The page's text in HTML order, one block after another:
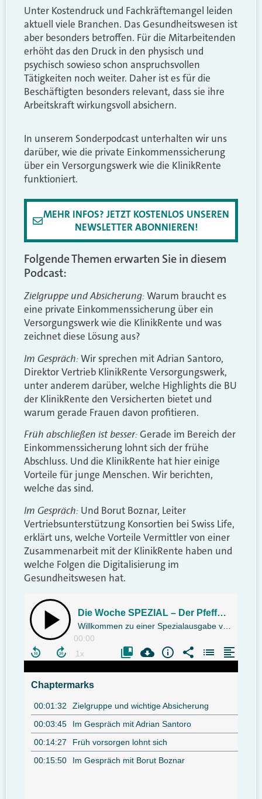
Unter Kostendruck und Fachkräftemangel leiden
aktuell viele Branchen. Das Gesundheitswesen ist
aber besonders betroffen. Für die Mitarbeitenden
erhöht das den Druck in den physisch und
psychisch sowieso schon anspruchsvollen
Tätigkeiten noch weiter. Daher ist es für die
Beschäftigten besonders relevant, dass sie ihre
Arbeitskraft wirkungsvoll absichern.
In unserem Sonderpodcast unterhalten wir uns
darüber, wie die private Einkommenssicherung
über ein Versorgungswerk wie die KlinikRente
funktioniert.
MEHR INFOS? JETZT KOSTENLOS UNSEREN
NEWSLETTER ABONNIEREN!
Folgende Themen erwarten Sie in diesem
Podcast:
Zielgruppe und Absicherung:Warum braucht es
eine private Einkommenssicherung über ein
Versorgungswerk wie die KlinikRente und was
zeichnet diese Lösung aus?
Im Gespräch:Wir sprechen mit Adrian Santoro,
Direktor Vertrieb KlinikRente Versorgungswerk,
unter anderem darüber, welche Highlights die BU
der KlinikRente den Versicherten bietet und
warum gerade Frauen davon profitieren.
Früh abschließen ist besser:Gerade im Bereich der
Einkommenssicherung lohnt sich der frühe
Abschluss. Und die KlinikRente hat hier einige
Vorteile für junge Menschen. Wir berichten,
welche das sind.
Im Gespräch: Und Borut Boznar, Leiter
Vertriebsunterstützung Konsortien bei Swiss Life,
erklärt uns, welche Vorteile Vermittler von einer
Zusammenarbeit mit der KlinikRente haben und
welche Folgen die Digitalisierung im
Gesundheitswesen hat.